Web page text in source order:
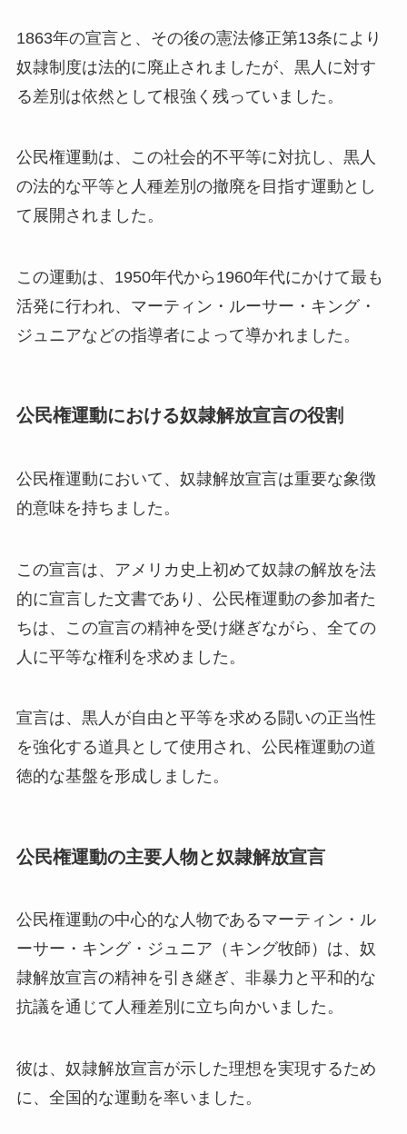
1863年の宣言と、その後の憲法修正第13条により
奴隷制度は法的に廃止されましたが、黒人に対す
る差別は依然として根強く残っていました。
公民権運動は、この社会的不平等に対抗し、黒人
の法的な平等と人種差別の撤廃を目指す運動とし
て展開されました。
この運動は、1950年代から1960年代にかけて最も
活発に行われ、マーティン・ルーサー・キング・
ジュニアなどの指導者によって導かれました。
公民権運動における奴隷解放宣言の役割
公民権運動において、奴隷解放宣言は重要な象徴
的意味を持ちました。
この宣言は、アメリカ史上初めて奴隷の解放を法
的に宣言した文書であり、公民権運動の参加者た
ちは、この宣言の精神を受け継ぎながら、全ての
人に平等な権利を求めました。
宣言は、黒人が自由と平等を求める闘いの正当性
を強化する道具として使用され、公民権運動の道
徳的な基盤を形成しました。
公民権運動の主要人物と奴隷解放宣言
公民権運動の中心的な人物であるマーティン・ル
ーサー・キング・ジュニア（キング牧師）は、奴
隷解放宣言の精神を引き継ぎ、非暴力と平和的な
抗議を通じて人種差別に立ち向かいました。
彼は、奴隷解放宣言が示した理想を実現するため
に、全国的な運動を率いました。